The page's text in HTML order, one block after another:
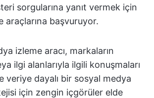
sorgularına yanıt vermek için
araçlarına başvuruyor.
izleme aracı, markaların
ilgi alanlarıyla ilgili konuşmaları
veriye dayalı bir sosyal medya
için zengin içgörüler elde